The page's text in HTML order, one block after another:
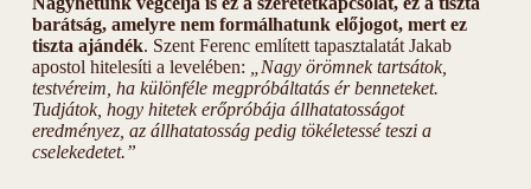
barátság, amelyre nem formálhatunk előjogot, mert ez
tiszta ajándék. Szent Ferenc említett tapasztalatát Jakab
apostol hitelesíti a levelében:
„Nagy örömnek tartsátok,
testvéreim, ha különféle megpróbáltatás ér benneteket.
Tudjátok, hogy hitetek erőpróbája állhatatosságot
eredményez, az állhatatosság pedig tökéletessé teszi a
cselekedetet.”